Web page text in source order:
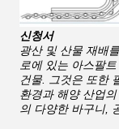
신청서
광산 및 산물 재배
로에 있는 아스팔
건물. 그것은 또한
환경과 해양 산업
의 다양한 바구니,